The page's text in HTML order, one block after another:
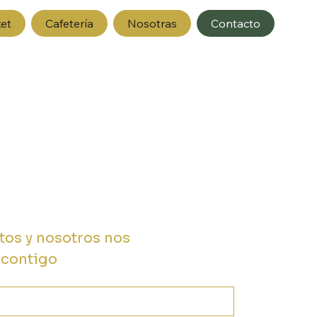
Cafetería Nosotras Contacto
y nosotros nos